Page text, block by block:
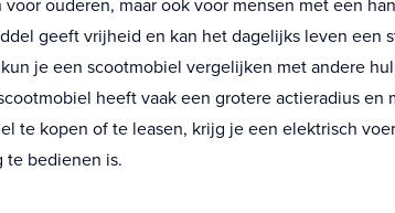
voor ouderen, maar ook voor mensen met een
geeft vrijheid en kan het dagelijks leven een
kun je een scootmobiel vergelijken met andere
heeft vaak een grotere actieradius en
te kopen of te leasen, krijg je een elektrisch
te bedienen is.